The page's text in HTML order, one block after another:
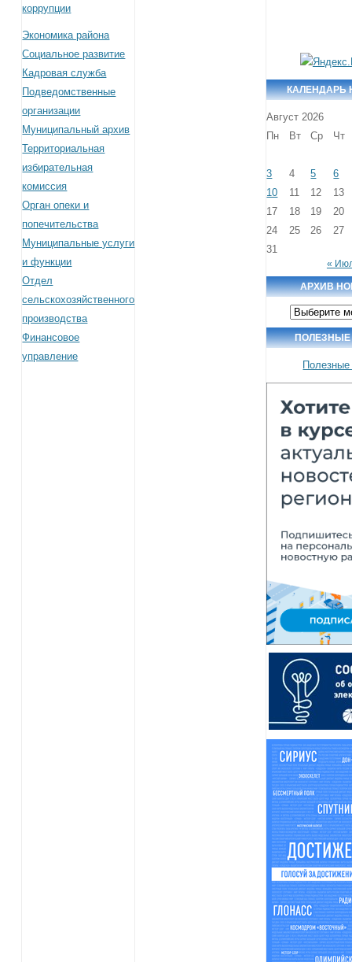
коррупции
Экономика района
Социальное развитие
Кадровая служба
Подведомственные
организации
Муниципальный архив
Территориальная
избирательная
комиссия
Орган опеки и
попечительства
Муниципальные услуги
и функции
Отдел
сельскохозяйственного
производства
Финансовое
управление
КАЛЕНДАРЬ
Август 2026
Пн
Вт Ср Чт
3 4 5
6
10
11 12
13
17
18 19
20
24
25 26
27
31
«
АРХИВ
Архив
новостей